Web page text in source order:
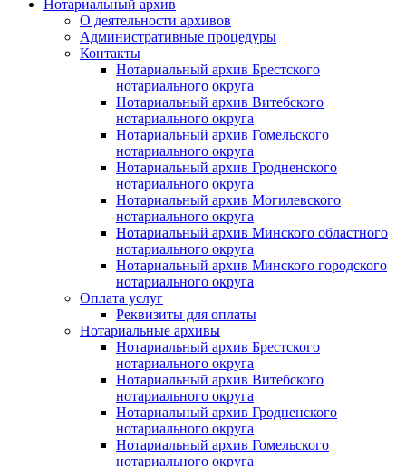
Нотариальный архив
О деятельности архивов
Административные процедуры
Контакты
Нотариальный архив Брестского
нотариального округа
Нотариальный архив Витебского
нотариального округа
Нотариальный архив Гомельского
нотариального округа
Нотариальный архив Гродненского
нотариального округа
Нотариальный архив Могилевского
нотариального округа
Нотариальный архив Минского областного
нотариального округа
Нотариальный архив Минского городского
нотариального округа
Оплата услуг
Реквизиты для оплаты
Нотариальные архивы
Нотариальный архив Брестского
нотариального округа
Нотариальный архив Витебского
нотариального округа
Нотариальный архив Гродненского
нотариального округа
Нотариальный архив Гомельского
нотариального округа